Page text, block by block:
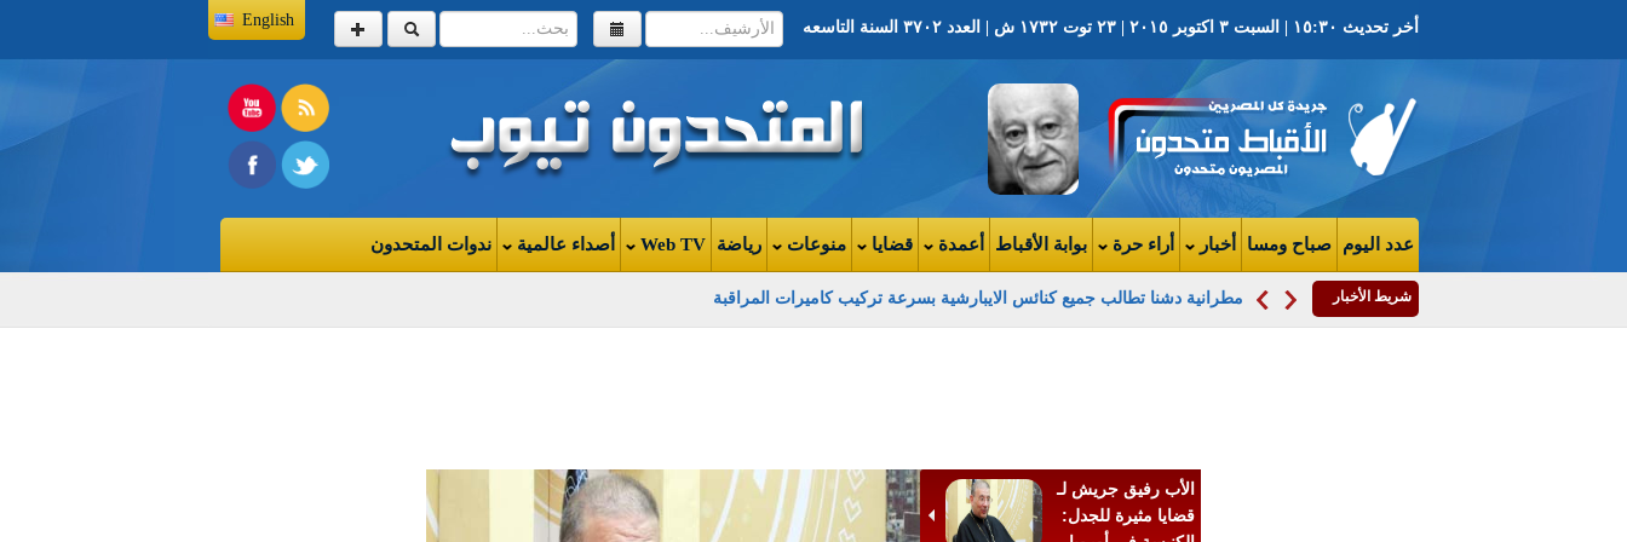
أخر تحديث ١٥:٣٠ | السبت ٣ اكتوبر ٢٠١٥ | ٢٣ توت ١٧٣٢ ش | العدد ٣٧٠٢ السنة التاسعه English
عدد اليوم صباح ومسا أخبار أراء حرة بوابة الأقباط أعمدة قضايا منوعات رياضة Web TV أصداء عالمية ندوات المتحدون
شريط الأخبار مطرانية دشنا تطالب جميع كنائس الايبارشية بسرعة تركيب كاميرات المراقبة
يصدرون الإرهاب
واللاجئين للغرب
الأب رفيق جريش لـ
قضايا مثيرة للجدل: